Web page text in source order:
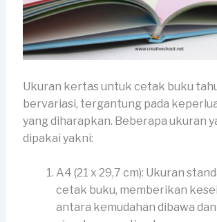
Ukuran kertas untuk cetak buku
bervariasi, tergantung pada
yang diharapkan. Beberapa ukuran
dipakai yakni:
A4 (21 x 29,7 cm): Ukuran
cetak buku, memberikan
antara kemudahan dibawa